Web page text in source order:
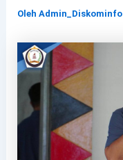
Oleh Admin_Diskominfo